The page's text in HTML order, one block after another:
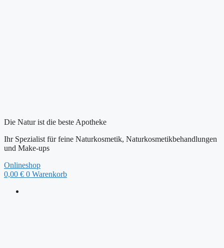
Die Natur ist die beste Apotheke
Ihr Spezialist für feine Naturkosmetik, Naturkosmetikbehandlungen
und Make-ups
Onlineshop
0,00 € 0 Warenkorb